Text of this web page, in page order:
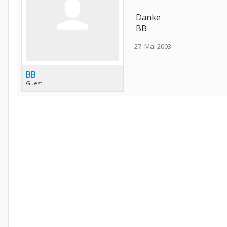
BB
Guest
Danke
BB
27. Mai 2003